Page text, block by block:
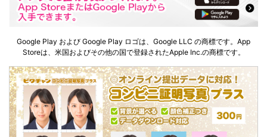
Google Play および Google Play ロゴは、Google LLC の商標です。App
Storeは、米国およびその他の国で登録されたApple Inc.の商標です。